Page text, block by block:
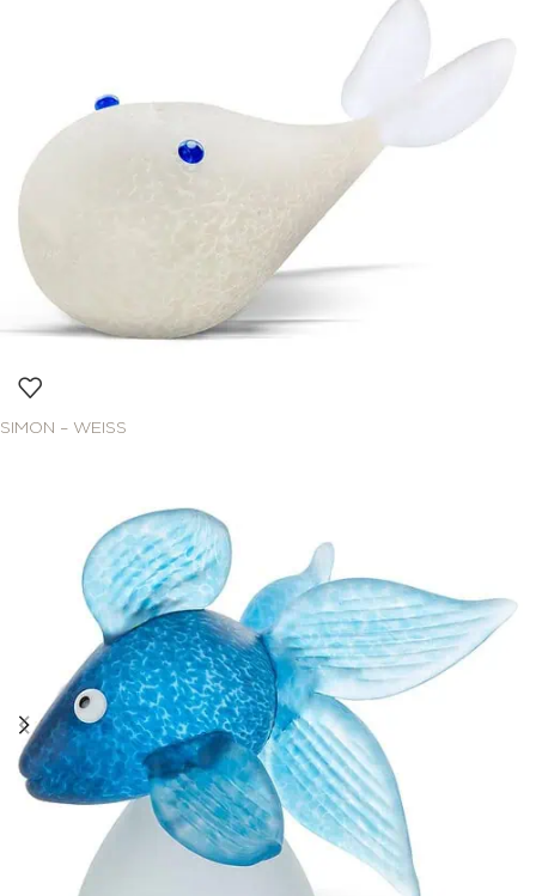
SIMON – WEISS